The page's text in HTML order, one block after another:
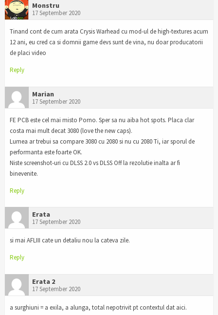
Monstru
17 September 2020
Tinand cont de cum arata Crysis Warhead cu mod-ul de high-textures acum
12 ani, eu cred ca si domnii game devs sunt de vina, nu doar producatorii
de placi video
Reply
Marian
17 September 2020
FE PCB este cel mai misto Porno. Sper sa nu aiba hot spots. Placa clar
costa mai mult decat 3080 (love the new caps).
Lumea ar trebui sa compare 3080 cu 2080 si nu cu 2080 Ti, iar sporul de
performanta este foarte OK.
Niste screenshot-uri cu DLSS 2.0 vs DLSS Off la rezolutie inalta ar fi
binevenite.
Reply
Erata
17 September 2020
si mai AFLIII cate un detaliu nou la cateva zile.
Reply
Erata 2
17 September 2020
a surghiuni = a exila, a alunga, total nepotrivit pt contextul dat aici.